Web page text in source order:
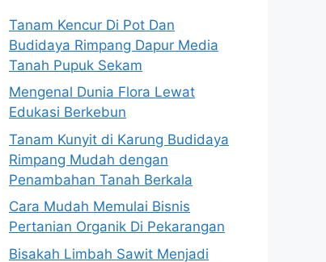
Tanam Kencur Di Pot Dan
Budidaya Rimpang Dapur Media
Tanah Pupuk Sekam
Mengenal Dunia Flora Lewat
Edukasi Berkebun
Tanam Kunyit di Karung Budidaya
Rimpang Mudah dengan
Penambahan Tanah Berkala
Cara Mudah Memulai Bisnis
Pertanian Organik Di Pekarangan
Bisakah Limbah Sawit Menjadi